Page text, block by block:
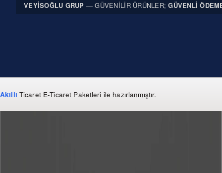
VEYISOĞLU GRUP — GÜVENILIR ÜRÜNLER;GÜVENLI
Akıllı Ticaret E-Ticaret Paketleri ile hazırlanmıştır.